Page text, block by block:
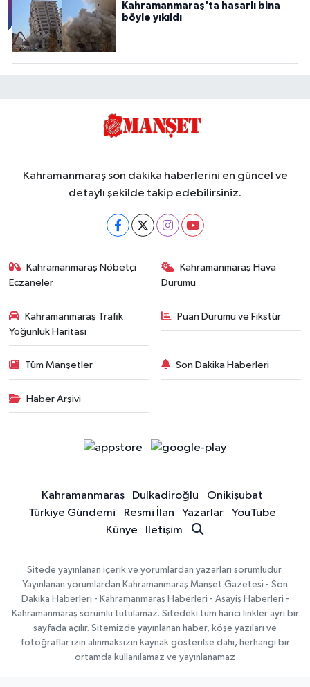
Kahramanmaraş'ta hasarlı bina
böyle yıkıldı
Kahramanmaraş son dakika haberlerini en güncel ve
detaylı şekilde takip edebilirsiniz.
Kahramanmaraş Nöbetçi
Eczaneler
Kahramanmaraş Hava
Durumu
Kahramanmaraş Trafik
Yoğunluk Haritası
Puan Durumu ve Fikstür
Tüm Manşetler Son Dakika Haberleri
Haber Arşivi
Kahramanmaraş Dulkadiroğlu
Onikişubat
Türkiye Gündemi
Resmi İlan Yazarlar
YouTube
Künye
İletişim
Sitede yayınlanan içerik ve yorumlardan yazarları sorumludur.
Yayınlanan yorumlardan Kahramanmaraş Manşet Gazetesi - Son
Dakika Haberleri - Kahramanmaraş Haberleri - Asayiş Haberleri -
Kahramanmaraş sorumlu tutulamaz. Sitedeki tüm harici linkler ayrı bir
sayfada açılır. Sitemizde yayınlanan haber, köşe yazıları ve
fotoğraflar izin alınmaksızın kaynak gösterilse dahi, herhangi bir
ortamda kullanılamaz ve yayınlanamaz